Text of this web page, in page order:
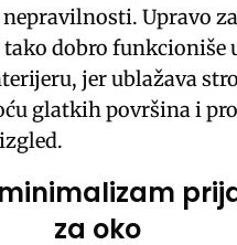
Upravo
dobro funkcioniše
jer ublažava
glatkih površina i
za oko